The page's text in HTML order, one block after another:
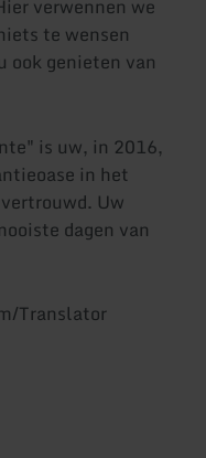
verwennen we
te wensen
ook genieten van
is uw, in 2016,
in het
Uw
dagen van
Translator